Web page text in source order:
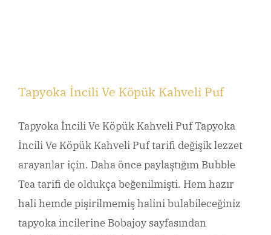
Tapyoka İncili Ve Köpük Kahveli Puf
Tapyoka İncili Ve Köpük Kahveli Puf Tapyoka
İncili Ve Köpük Kahveli Puf tarifi değişik lezzet
arayanlar için. Daha önce paylaştığım Bubble
Tea tarifi de oldukça beğenilmişti. Hem hazır
hali hemde pişirilmemiş halini bulabileceğiniz
tapyoka incilerine Bobajoy sayfasından